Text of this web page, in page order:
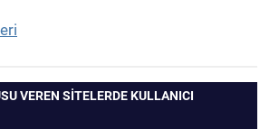
VEREN SITELERDE KULLANICI